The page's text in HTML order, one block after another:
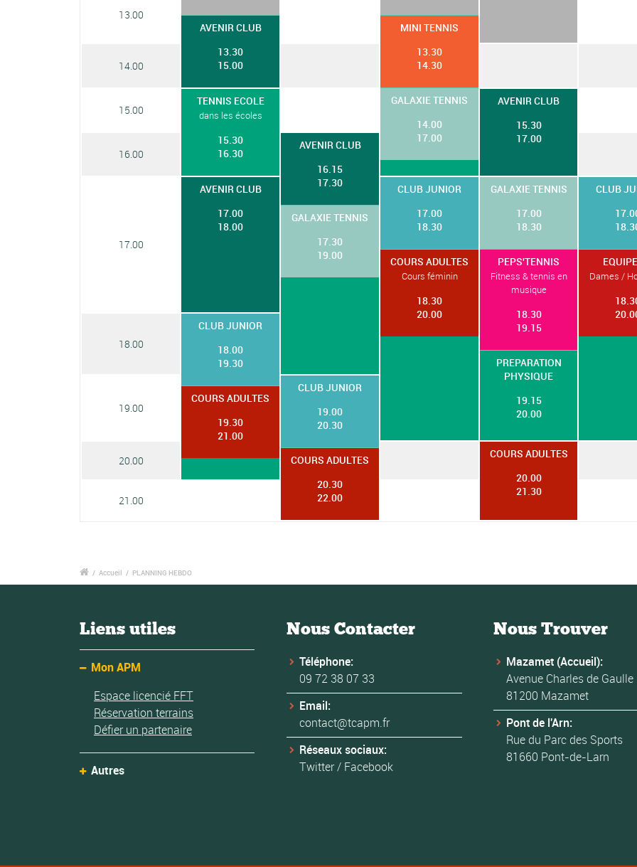
AVENIR CLUB
13.30
15.00
MINI TENNIS
13.30
14.30
GALAXIE TENNIS
14.00
17.00
13.00
14.00
15.00
TENNIS ECOLE
dans les écoles
15.30
16.30
AVENIR CLUB
15.30
17.00
16.00
AVENIR CLUB
16.15
17.30
GALAXIE TENNIS
17.30
19.00
17.00
AVENIR CLUB
17.00
18.00
CLUB JUNIOR
17.00
18.30
COURS ADULTES
Cours féminin
18.30
20.00
GALAXIE TENNIS
17.00
18.30
PEPS'TENNIS
Fitness & tennis en
musique
18.30
19.15
PREPARATION
PHYSIQUE
19.15
20.00
CLUB
Dames /
18.00
CLUB JUNIOR
18.00
19.30
COURS ADULTES
19.30
21.00
19.00
CLUB JUNIOR
19.00
20.30
COURS ADULTES
20.30
22.00
20.00
COURS ADULTES
20.00
21.30
21.00
/ Accueil / PLANNING HEBDO
Liens utiles
Mon APM
Espace licencié FFT
Réservation terrains
Défier un partenaire
Autres
Nous Contacter
Téléphone:
09 72 38 07 33
Email:
contact@tcapm.fr
Réseaux sociaux:
Twitter/ Facebook
Nous Trouver
Mazamet (Accueil):
Avenue Charles de Gaulle
81200 Mazamet
Pont de l'Arn:
Rue du Parc des Sports
81660 Pont-de-Larn